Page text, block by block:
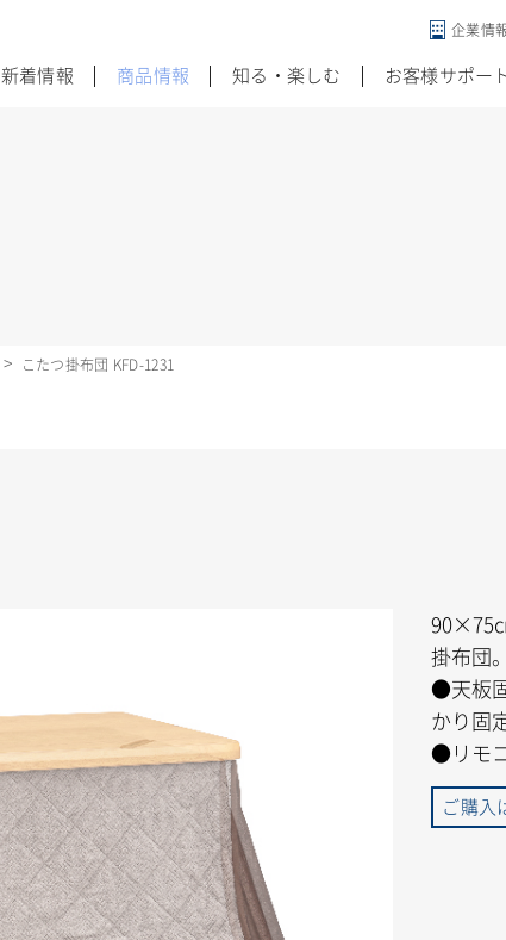
新着情報 商品情報 知る・楽しむ お客様サポー
企業情
こたつ掛布団 KFD-1231
掛布団。
●天板
かり固
●リモ
ご購入